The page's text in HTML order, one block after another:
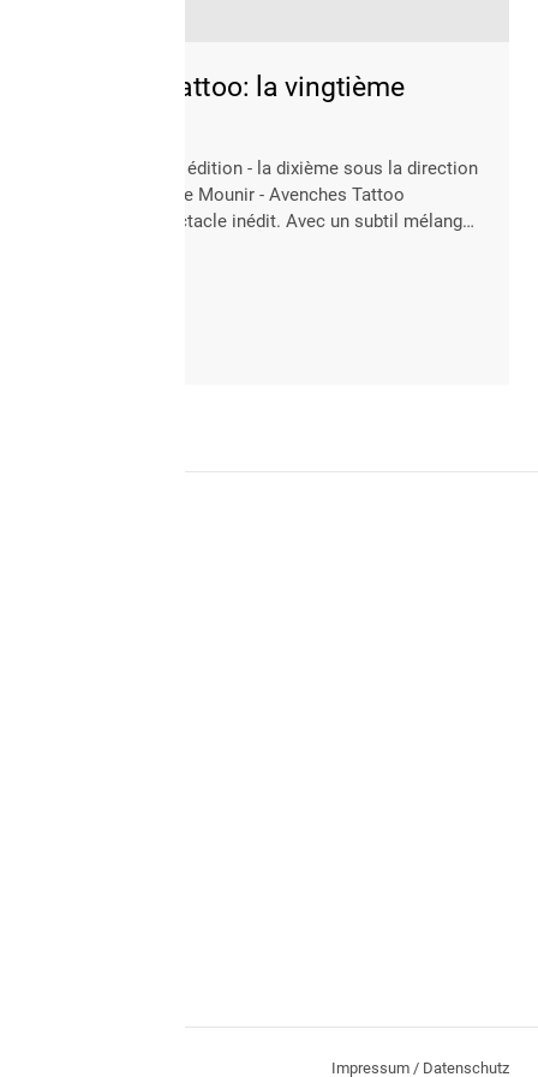
Avenches Tattoo: la vingtième
Pour sa vingtième édition - la dixième sous la direction
artistique d'Etienne Mounir - Avenches Tattoo
proposera un spectacle inédit. Avec un subtil mélange
Impressum / Datenschutz